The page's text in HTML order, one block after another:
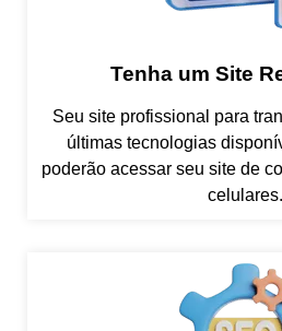
Tenha um Site
Seu site profissional para
últimas tecnologias
poderão acessar seu site de
celulares.